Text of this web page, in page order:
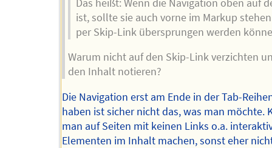
Das heißt: Wenn die Navigation oben auf
ist, sollte sie auch vorne im Markup
per Skip-Link übersprungen werden
Warum nicht auf den Skip-Link verzichten
den Inhalt notieren?
Die Navigation erst am Ende in der Tab-
haben ist sicher nicht das, was man möchte.
man auf Seiten mit keinen Links o.a.
Elementen im Inhalt machen, sonst eher